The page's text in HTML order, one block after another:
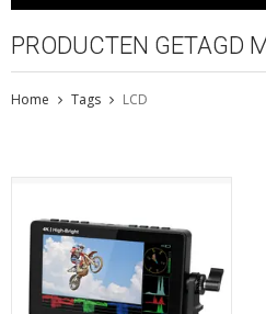
PRODUCTEN GETAGD
Home Tags LCD